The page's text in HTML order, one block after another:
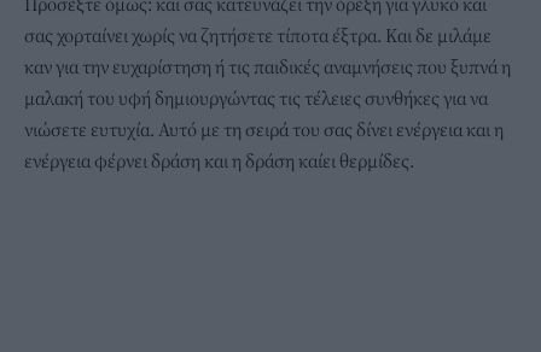
σας χορταίνει χωρίς να ζητήσετε τίποτα έξτρα. Και δε μιλάμε
καν για την ευχαρίστηση ή τις παιδικές αναμνήσεις που ξυπνά η
μαλακή του υφή δημιουργώντας τις τέλειες συνθήκες για να
νιώσετε ευτυχία. Αυτό με τη σειρά του σας δίνει ενέργεια και η
ενέργεια φέρνει δράση και η δράση καίει θερμίδες.